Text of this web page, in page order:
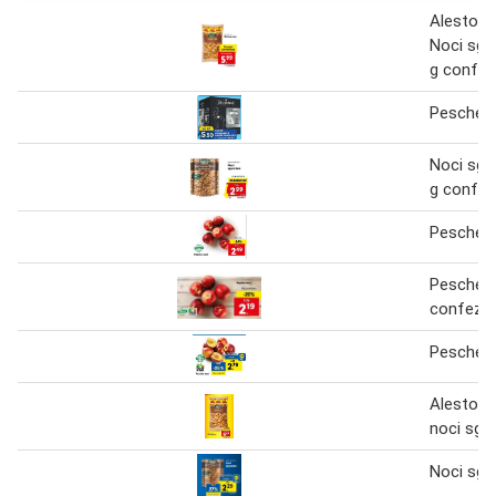
Alesto
Noci
g
Pesche
Noci
g
Pesche
Pesche
Pesche
Alesto
noci
Noci